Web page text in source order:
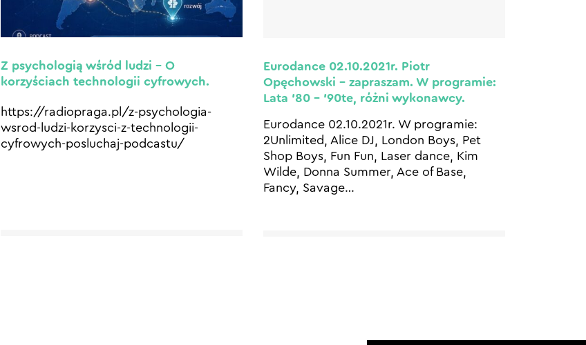
Z psychologią wśród ludzi – O
korzyściach technologii cyfrowych.
https://radiopraga.pl/z-psychologia-
wsrod-ludzi-korzysci-z-technologii-
cyfrowych-posluchaj-podcastu/
Eurodance 02.10.2021r. Piotr
Opęchowski – zapraszam. W programie:
Lata ’80 – ’90te, różni wykonawcy.
Eurodance 02.10.2021r. W programie:
2Unlimited, Alice DJ, London Boys, Pet
Shop Boys, Fun Fun, Laser dance, Kim
Wilde, Donna Summer, Ace of Base,
Fancy, Savage…